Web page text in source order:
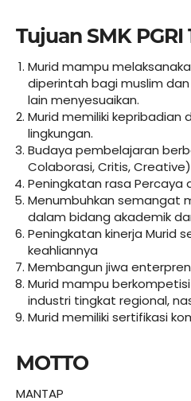
Tujuan SMK PGRI
Murid mampu
diperintah bagi muslim
lain menyesuaikan.
Murid memiliki kepribadian
lingkungan.
Budaya pembelajaran
Colaborasi, Critis, Creative)
Peningkatan rasa Percaya
Menumbuhkan semangat
dalam bidang akademik
Peningkatan kinerja Murid
keahliannya
Membangun jiwa
Murid mampu
industri tingkat regional,
Murid memiliki sertifikasi
MOTTO
MANTAP